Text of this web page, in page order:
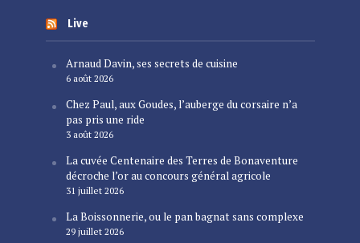
Live
Arnaud Davin, ses secrets de cuisine
6 août 2026
Chez Paul, aux Goudes, l’auberge du corsaire n’a
pas pris une ride
3 août 2026
La cuvée Centenaire des Terres de Bonaventure
décroche l’or au concours général agricole
31 juillet 2026
La Boissonnerie, ou le pan bagnat sans complexe
29 juillet 2026